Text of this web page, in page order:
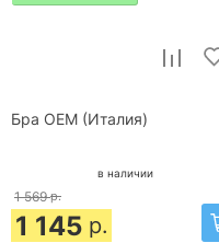
Бра OEM (Италия)
в наличии
1 569 р.
1 145 р.